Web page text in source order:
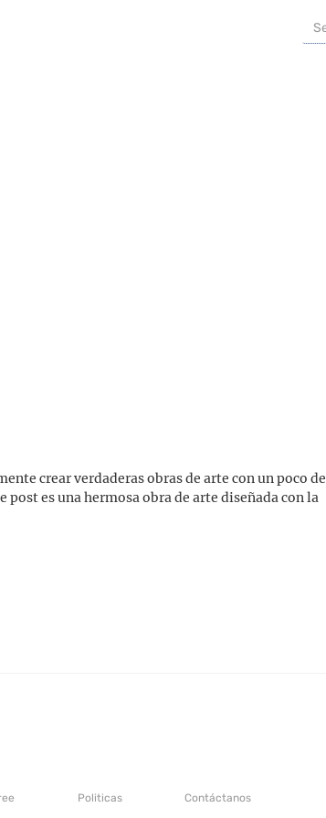
crear verdaderas obras de arte con un poco de
es una hermosa obra de arte diseñada con la
Politicas Contáctanos